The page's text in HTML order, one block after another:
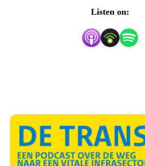
marktpartijen.
Listen on: